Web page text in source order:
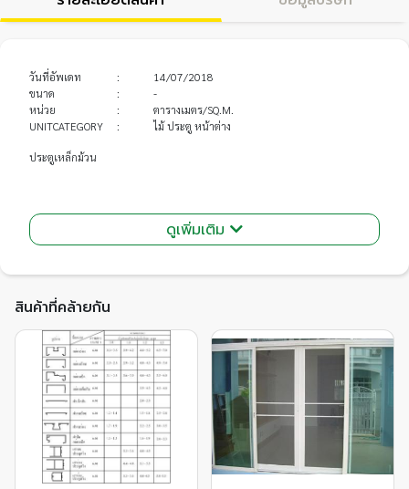
วันที่อัพเดท :
14/07/2018
ขนาด
:
-
หน่วย
:
ตารางเมตร/SQ.M.
UNITCATEGORY
: ไม้ ประตู หน้าต่าง
ประตูเหล็กม้วน
ดูเพิ่มเติม
สินค้าที่คล้ายกัน